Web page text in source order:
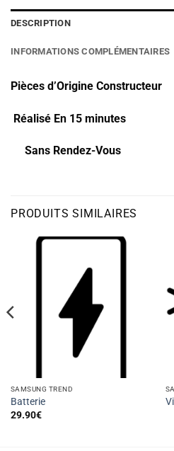
DESCRIPTION
INFORMATIONS COMPLÉMENTAIRES
Pièces d’Origine Constructeur
Réalisé En 15 minutes
Sans Rendez-Vous
PRODUITS SIMILAIRES
SAMSUNG TREND
Batterie
29.90€